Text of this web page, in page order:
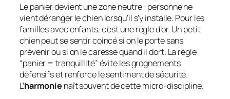
Le panier devient une zone neutre : personne ne
vient déranger le chien lorsqu’il s’y installe. Pour les
familles avec enfants, c’est une règle d’or. Un petit
chien peut se sentir coincé si on le porte sans
prévenir ou si on le caresse quand il dort. La règle
“panier = tranquillité” évite les grognements
défensifs et renforce le sentiment de sécurité.
L’harmonie naît souvent de cette micro-discipline.